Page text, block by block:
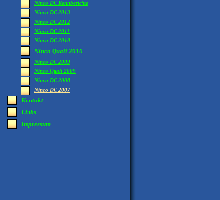
Ninco DC Rennberichte
Ninco DC 2013
Ninco DC 2012
Ninco DC 2011
Ninco DC 2010
Ninco Quali 2010
Ninco DC 2009
Ninco Quali 2009
Ninco DC 2008
Ninco DC 2007
Kontakt
Links
Impressum